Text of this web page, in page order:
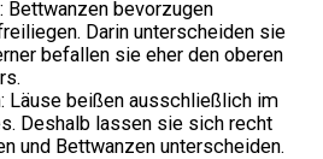
: Bettwanzen bevorzugen
Darin unterscheiden sie
befallen sie eher den oberen
: Läuse beißen ausschließlich im
Deshalb lassen sie sich recht
und Bettwanzen unterscheiden.